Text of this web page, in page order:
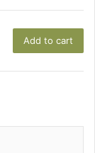
Add to cart